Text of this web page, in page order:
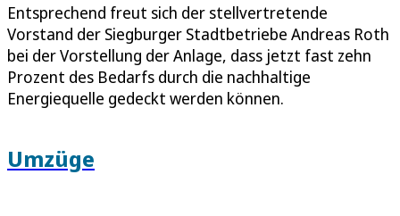
Entsprechend freut sich der stellvertretende
Vorstand der Siegburger Stadtbetriebe Andreas Roth
bei der Vorstellung der Anlage, dass jetzt fast zehn
Prozent des Bedarfs durch die nachhaltige
Energiequelle gedeckt werden können.
Umzüge